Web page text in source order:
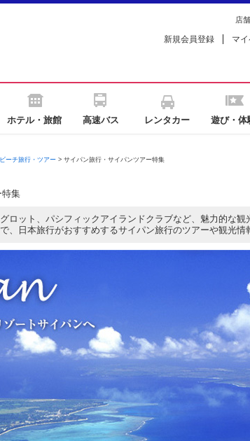
店
新規会員登録 マ
ホテル・旅館 高速バス レンタカー 遊び・体
ビーチ旅行・ツアー> サイパン旅行・サイパンツアー特集
特集
ロット、パシフィックアイランドクラブなど、魅力的な
、日本旅行がおすすめするサイパン旅行のツアーや観光情